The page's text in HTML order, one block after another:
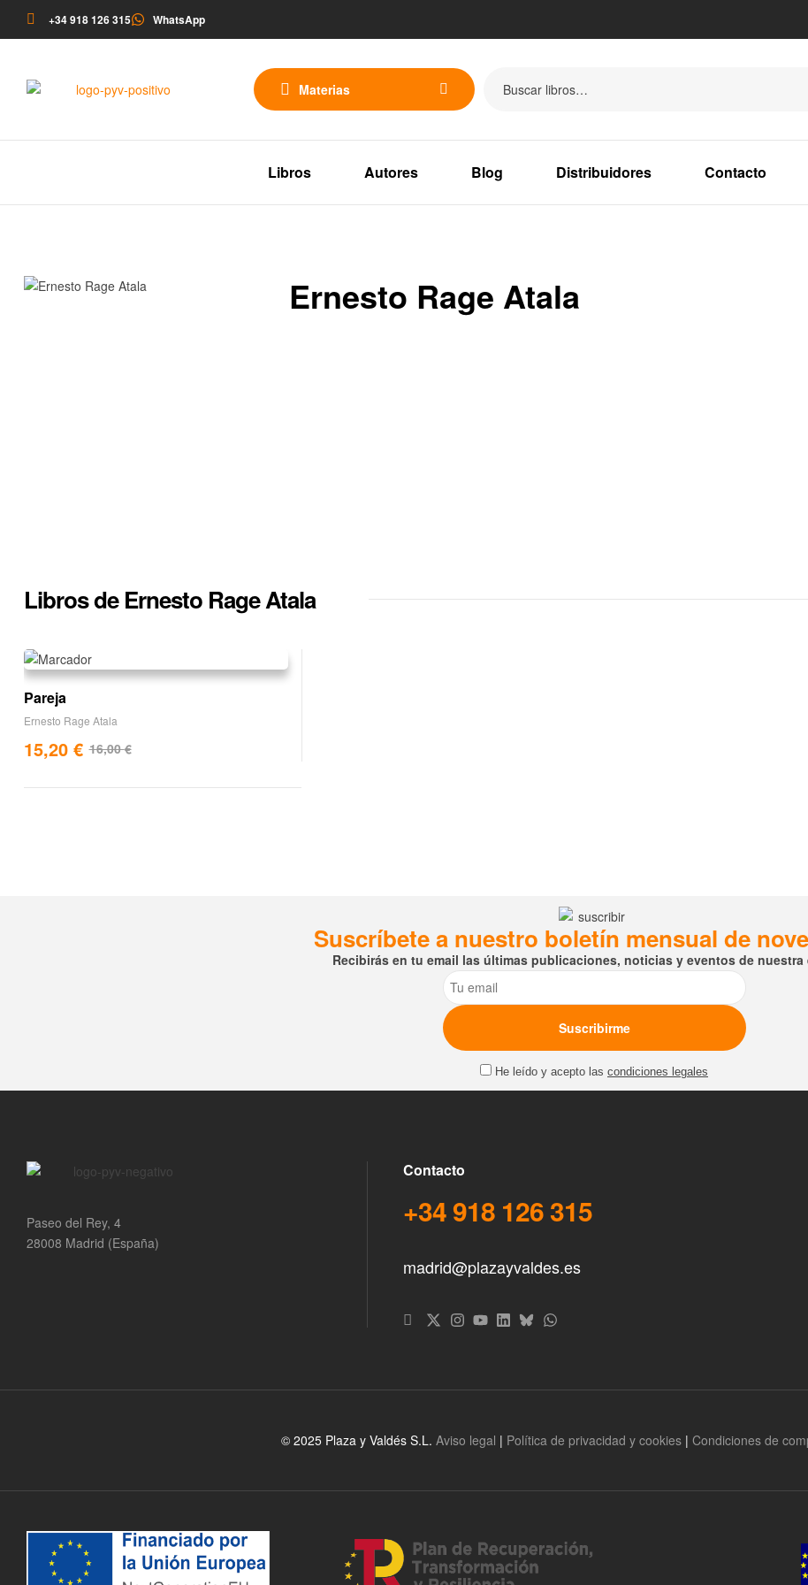
+34 918 126 315 WhatsApp
Materias
Libros Autores Blog Distribuidores Contacto
Ernesto Rage Atala
Libros de Ernesto Rage Atala
Pareja
Ernesto Rage Atala
16,00€
15,20 €
Suscríbete a nuestro boletín mensual de
Recibirás en tu email las últimas publicaciones, noticias y eventos de nuestra
Email
He leído y acepto las condiciones legales
Paseo del Rey, 4
28008 Madrid (España)
Contacto
+34 918 126 315
madrid@plazayvaldes.es
© 2025 Plaza y Valdés S.L. Aviso legal | Política de privacidad y cookies| Condiciones de